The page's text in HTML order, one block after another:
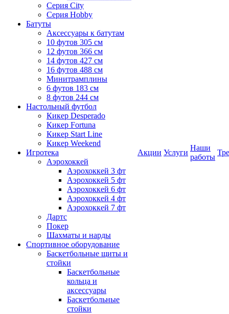
Серия City
Серия Hobby
Батуты
Аксессуары к батутам
10 футов 305 см
12 футов 366 см
14 футов 427 см
16 футов 488 см
Минитрамплины
6 футов 183 см
8 футов 244 см
Настольный футбол
Кикер Desperado
Кикер Fortuna
Кикер Start Line
Кикер Weekend
Игротека
Аэрохоккей
Аэрохоккей 3 фт
Аэрохоккей 5 фт
Аэрохоккей 6 фт
Аэрохоккей 4 фт
Аэрохоккей 7 фт
Дартс
Покер
Шахматы и нарды
Спортивное оборудование
Баскетбольные щиты и
стойки
Баскетбольные
кольца и
аксессуары
Баскетбольные
стойки
Акции Услуги
Наши
работы